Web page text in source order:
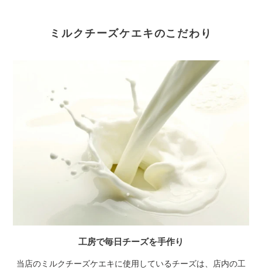
ミルクチーズケエキのこだわり
工房で毎日チーズを手作り
当店のミルクチーズケエキに使用しているチーズは、店内の工